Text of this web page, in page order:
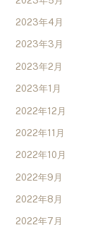
2023年4月
2023年3月
2023年2月
2023年1月
2022年12月
2022年11月
2022年10月
2022年9月
2022年8月
2022年7月